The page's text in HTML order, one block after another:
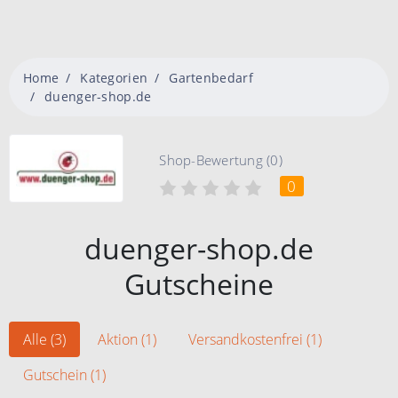
Home Kategorien
Gartenbedarf
duenger-shop.de
Shop-Bewertung (0)
0
duenger-shop.de
Gutscheine
Alle (3) Aktion (1)
Versandkostenfrei (1)
Gutschein (1)